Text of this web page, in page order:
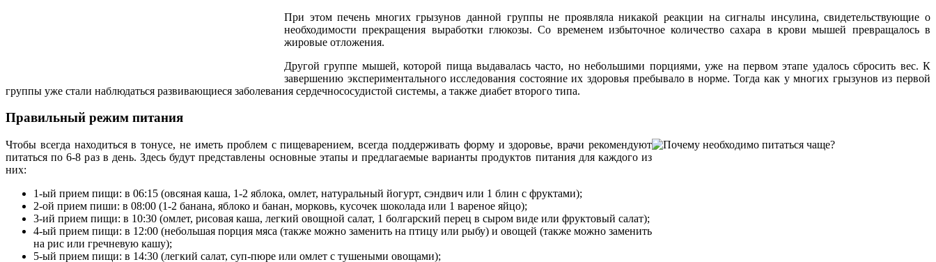
При этом печень многих грызунов данной группы не проявляла никакой реакции на сигналы инсулина, свидетельствующие о
необходимости прекращения выработки глюкозы. Со временем избыточное количество сахара в крови мышей превращалось в
жировые отложения.
Другой группе мышей, которой пища выдавалась часто, но небольшими порциями, уже на первом этапе удалось сбросить вес. К
завершению экспериментального исследования состояние их здоровья пребывало в норме. Тогда как у многих грызунов из первой
группы уже стали наблюдаться развивающиеся заболевания сердечнососудистой системы, а также диабет второго типа.
Правильный режим питания
Чтобы всегда находиться в тонусе, не иметь проблем с пищеварением, всегда поддерживать форму и здоровье, врачи рекомендуют
питаться по 6-8 раз в день. Здесь будут представлены основные этапы и предлагаемые варианты продуктов питания для каждого из
них:
1-ый прием пищи: в 06:15 (овсяная каша, 1-2 яблока, омлет, натуральный йогурт, сэндвич или 1 блин с фруктами);
2-ой прием пиши: в 08:00 (1-2 банана, яблоко и банан, морковь, кусочек шоколада или 1 вареное яйцо);
3-ий прием пищи: в 10:30 (омлет, рисовая каша, легкий овощной салат, 1 болгарский перец в сыром виде или фруктовый салат);
4-ый прием пищи: в 12:00 (небольшая порция мяса (также можно заменить на птицу или рыбу) и овощей (также можно заменить
на рис или гречневую кашу);
5-ый прием пищи: в 14:30 (легкий салат, суп-пюре или омлет с тушеными овощами);